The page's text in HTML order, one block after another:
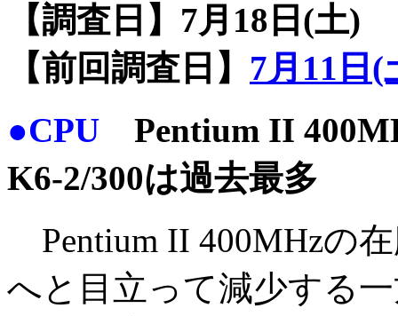
【調査日】7月18日(土)
【前回調査日】 7月11日(
●CPU Pentium II
K6-2/300は過去最多
Pentium II 400MHzの
へと目立って減少する